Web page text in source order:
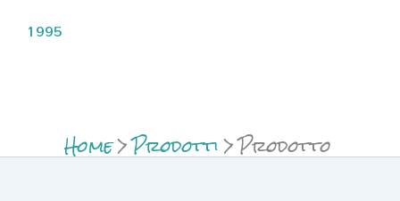
1995
Home Prodotti Prodotto